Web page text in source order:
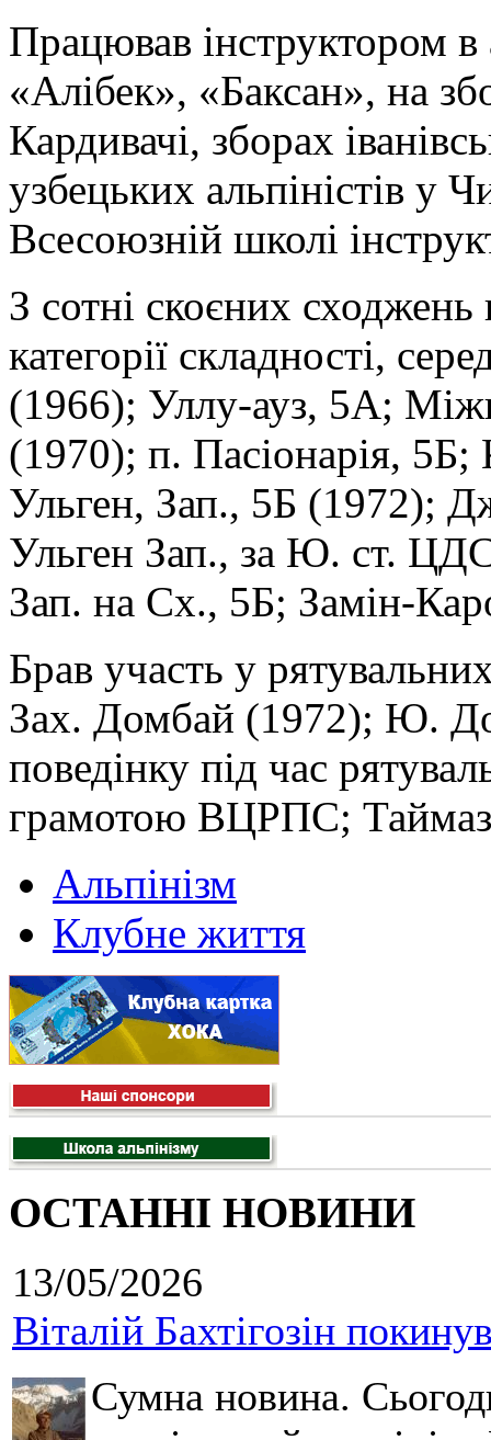
Працював інструктором
«Алібек», «Баксан», на
Кардивачі, зборах
узбецьких альпіністів у
Всесоюзній школі
З сотні скоєних
категорії складності,
(1966); Уллу-ауз, 5А;
(1970); п. Пасіонарія,
Ульген, Зап., 5Б (1972);
Ульген Зап., за Ю. ст.
Зап. на Сх., 5Б; Замін-
Брав участь у
Зах. Домбай (1972); Ю.
поведінку під час
грамотою ВЦРПС;
Альпінізм
Клубне життя
ОСТАННІ НОВИНИ
13/05/2026
Віталій Бахтігозін
Сумна новина.